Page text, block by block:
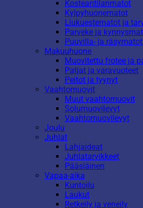
Kosteantilanmatot
Kylpyhuonematot
Liukuestematot ja
Parveke ja
Puuvilla- ja räsymatot
Makuuhuone
Muovitettu frotee ja
Patjat ja varavuoteet
Peitot ja tyynyt
Vaahtomuovit
Muut vaahtomuovit
Solumuovilevyt
Vaahtomuovilevyt
Joulu
Juhlat
Lahjaideat
Juhlatarvikkeet
Pääsiäinen
Vapaa-aika
Kuntoilu
Laukut
Retkeily ja veneily